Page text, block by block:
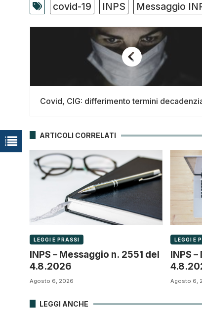
covid-19 INPS Messaggio
Covid, CIG: differimento termini
ARTICOLI CORRELATI
LEGGI E PRASSI
INPS – Messaggio n. 2551 del
4.8.2026
Agosto 6, 2026
LEGGI E
INPS
Agosto 6,
LEGGI ANCHE